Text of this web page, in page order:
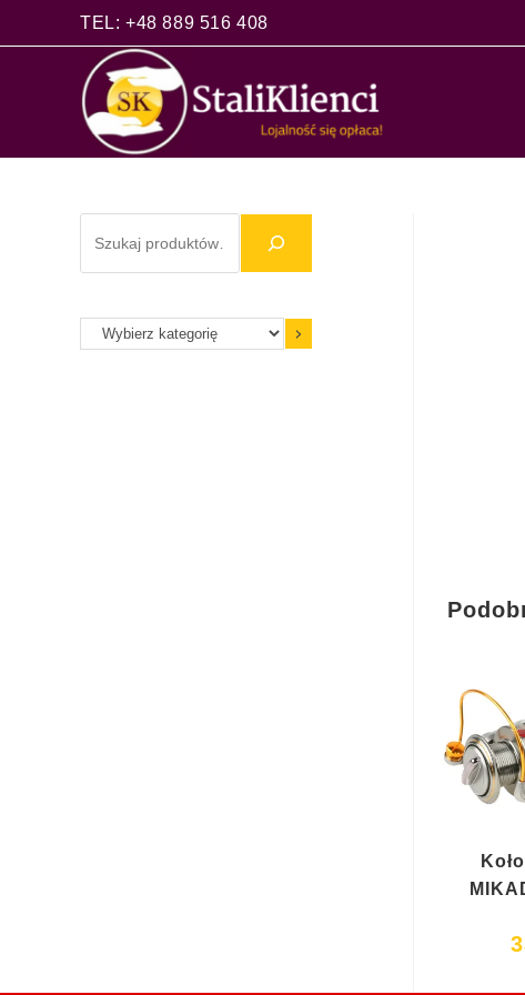
TEL: +48 889 516 408